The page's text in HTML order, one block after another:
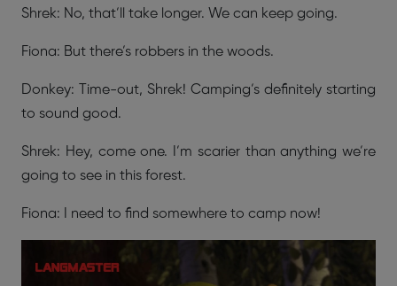
Shrek: No, that’ll take longer. We can keep going.
Fiona: But there’s robbers in the woods.
Donkey: Time-out, Shrek! Camping’s definitely starting
to sound good.
Shrek: Hey, come one. I’m scarier than anything we’re
going to see in this forest.
Fiona: I need to find somewhere to camp now!